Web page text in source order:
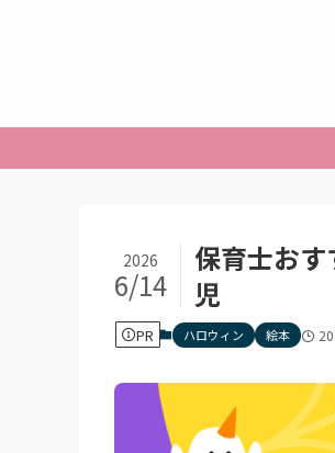
保育士お
児
2026
6/14
PR ハロウィン 絵本